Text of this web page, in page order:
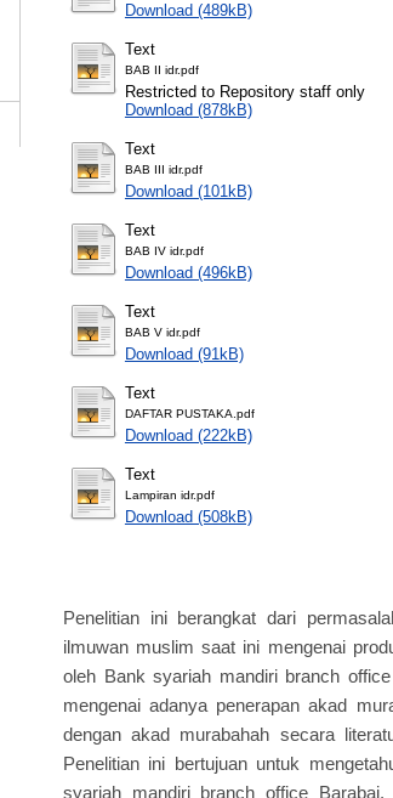
Download (489kB)
Text
BAB II idr.pdf
Restricted to Repository staff only
Download (878kB)
Text
BAB III idr.pdf
Download (101kB)
Text
BAB IV idr.pdf
Download (496kB)
Text
BAB V idr.pdf
Download (91kB)
Text
DAFTAR PUSTAKA.pdf
Download (222kB)
Text
Lampiran idr.pdf
Download (508kB)
Penelitian ini berangkat dari
ilmuwan muslim saat ini mengenai
oleh Bank syariah mandiri branch
mengenai adanya penerapan akad
dengan akad murabahah secara
Penelitian ini bertujuan untuk
syariah mandiri branch office